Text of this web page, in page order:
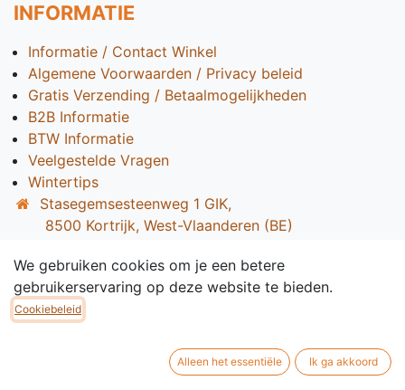
INFORMATIE
Informatie / Contact Winkel
Algemene Voorwaarden / Privacy beleid
Gratis Verzending / Betaalmogelijkheden
B2B Informatie
BTW Informatie
Veelgestelde Vragen
Wintertips
Stasegemsesteenweg 1 GIK,
8500 Kortrijk, West-Vlaanderen (BE)
info@westbikes.be
We gebruiken cookies om je een betere
gebruikerservaring op deze website te bieden.
Cookiebeleid
Alleen het essentiële Ik ga akkoord